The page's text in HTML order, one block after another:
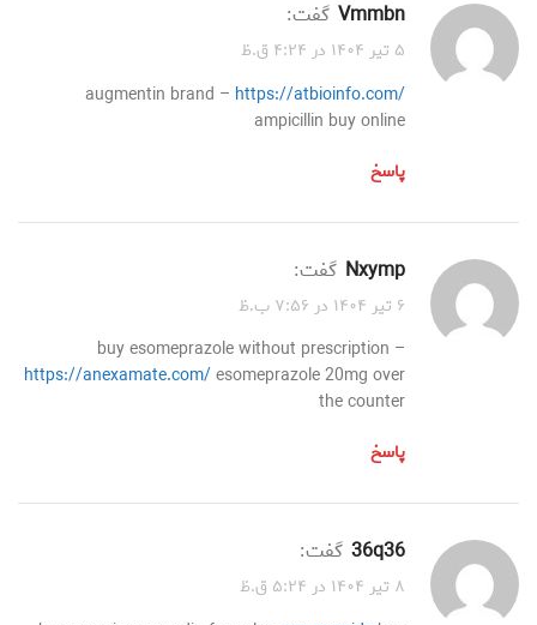
vmmbn گفت:
۵ تیر ۱۴۰۴ در ۴:۲۴ ق.ظ
augmentin brand – https://atbioinfo.com/
ampicillin buy online
پاسخ
nxymp گفت:
۶ تیر ۱۴۰۴ در ۷:۵۶ ب.ظ
buy esomeprazole without prescription –
https://anexamate.com/esomeprazole 20mg over
the counter
پاسخ
36q36 گفت:
۸ تیر ۱۴۰۴ در ۵:۲۴ ق.ظ